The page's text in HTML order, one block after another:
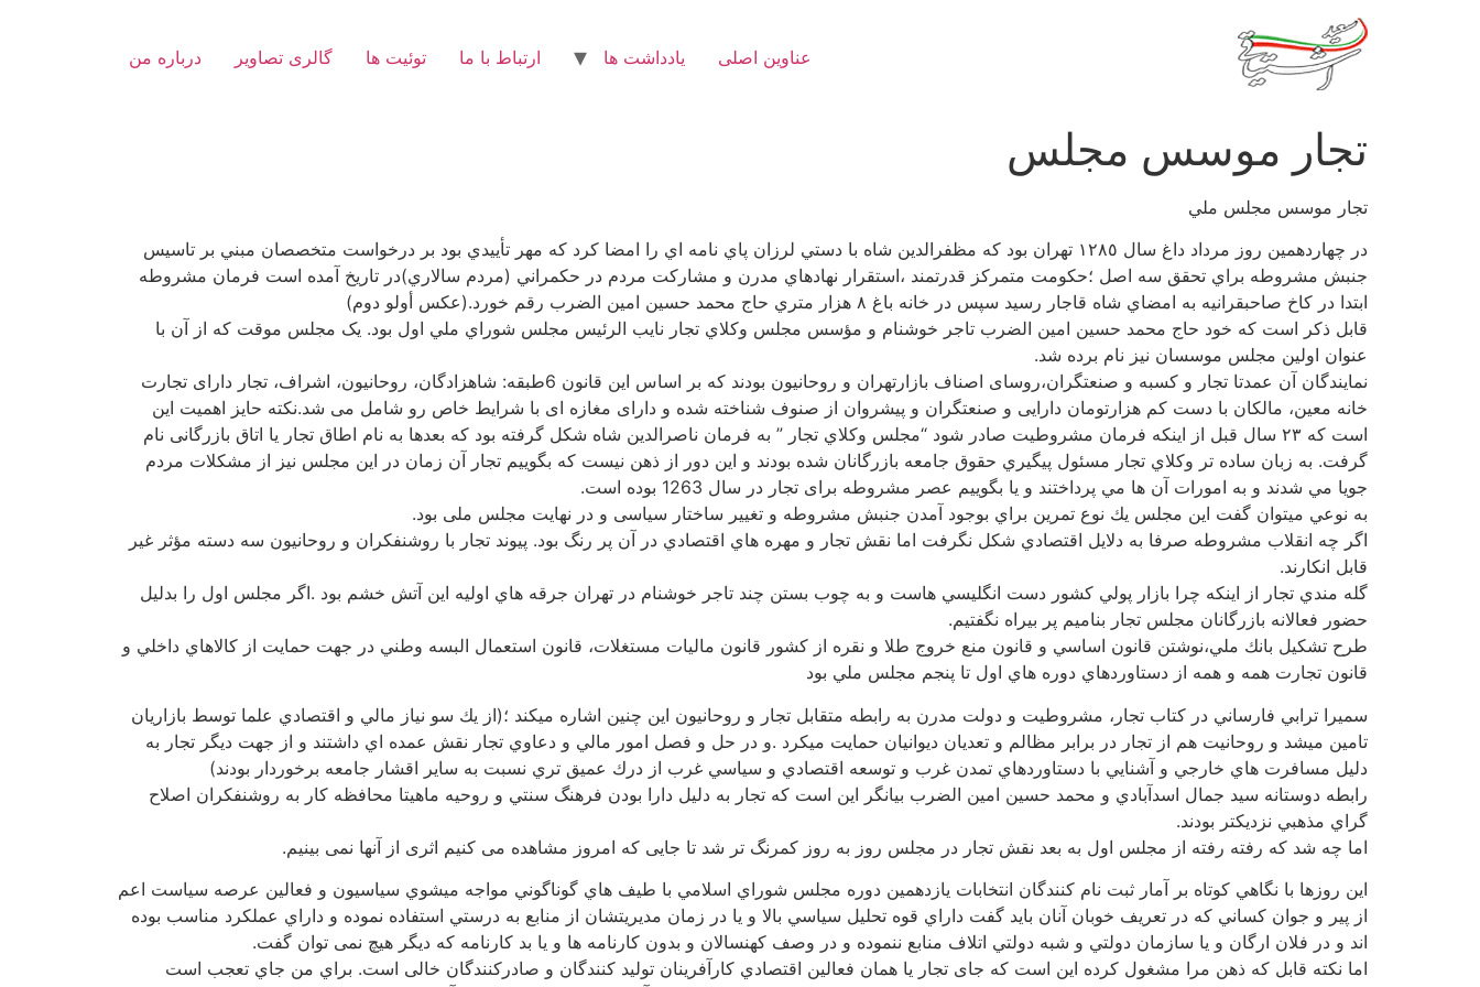
عناوین اصلی یادداشت ها ارتباط با ما توئیت ها گالری تصاویر درباره من
تجار موسس مجلس
تجار موسس مجلس ملي
در چهاردهمين روز مرداد داغ سال ١٢٨٥ تهران بود كه مظفرالدين شاه با دستي لرزان پاي نامه اي را امضا كرد كه مهر تأييدي بود بر درخواست متخصصان مبني بر تاسيس
جنبش مشروطه براي تحقق سه اصل ؛حكومت متمركز قدرتمند ،استقرار نهادهاي مدرن و مشاركت مردم در حكمراني (مردم سالاري)در تاريخ آمده است فرمان مشروطه
ابتدا در كاخ صاحبقرانيه به امضاي شاه قاجار رسيد سپس در خانه باغ ٨ هزار متري حاج محمد حسين امين الضرب رقم خورد.(عكس أولو دوم)
قابل ذكر است كه خود حاج محمد حسين امين الضرب تاجر خوشنام و مؤسس مجلس وكلاي تجار نايب الرئيس مجلس شوراي ملي اول بود. یک مجلس موقت که از آن با
عنوان اولین مجلس موسسان نیز نام برده شد.
‎نمایندگان آن عمدتا تجار و کسبه و صنعتگران،روسای اصناف بازارتهران و روحانیون بودند که بر اساس این قانون 6طبقه: شاهزادگان، روحانیون، اشراف، تجار دارای تجارت
خانه معین، مالکان با دست کم هزارتومان دارایی و صنعتگران و پیشروان از صنوف شناخته شده و دارای مغازه ای با شرایط خاص رو شامل می شد.نكته حايز اهميت اين
است كه ٢٣ سال قبل از اينكه فرمان مشروطيت صادر شود “مجلس وكلاي تجار ” به فرمان ناصرالدين شاه شكل گرفته بود که بعدها به نام اطاق تجار یا اتاق بازرگانی نام
گرفت. به زبان ساده تر وكلاي تجار مسئول پيگيري حقوق جامعه بازرگانان شده بودند و اين دور از ذهن نيست كه بگوييم تجار آن زمان در اين مجلس نيز از مشكلات مردم
جويا مي شدند و به امورات آن ها مي پرداختند و یا بگوییم عصر مشروطه برای تجار در سال 1263 بوده است.
به نوعي ميتوان گفت اين مجلس يك نوع تمرين براي بوجود آمدن جنبش مشروطه و تغییر ساختار سیاسی و در نهایت مجلس ملی بود.
اگر چه انقلاب مشروطه صرفا به دلايل اقتصادي شكل نگرفت اما نقش تجار و مهره هاي اقتصادي در آن پر رنگ بود. پيوند تجار با روشنفكران و روحانيون سه دسته مؤثر غير
قابل انكارند.
گله مندي تجار از اينكه چرا بازار پولي كشور دست انگليسي هاست و به چوب بستن چند تاجر خوشنام در تهران جرقه هاي اوليه اين آتش خشم بود .اگر مجلس اول را بدليل
حضور فعالانه بازرگانان مجلس تجار بنامیم پر بیراه نگفتیم.
طرح تشكيل بانك ملي،نوشتن قانون اساسي و قانون منع خروج طلا و نقره از كشور قانون ماليات مستغلات، قانون استعمال البسه وطني در جهت حمايت از كالاهاي داخلي و
قانون تجارت همه و همه از دستاوردهاي دوره هاي اول تا پنجم مجلس ملي بود
سميرا ترابي فارساني در كتاب تجار، مشروطيت و دولت مدرن به رابطه متقابل تجار و روحانيون اين چنين اشاره ميكند ؛(از يك سو نياز مالي و اقتصادي علما توسط بازاريان
تامين ميشد و روحانيت هم از تجار در برابر مظالم و تعديان ديوانيان حمايت ميكرد .و در حل و فصل امور مالي و دعاوي تجار نقش عمده اي داشتند و از جهت ديگر تجار به
دليل مسافرت هاي خارجي و آشنايي با دستاوردهاي تمدن غرب و توسعه اقتصادي و سياسي غرب از درك عميق تري نسبت به ساير اقشار جامعه برخوردار بودند)
رابطه دوستانه سيد جمال اسدآبادي و محمد حسين امين الضرب بيانگر اين است كه تجار به دليل دارا بودن فرهنگ سنتي و روحيه ماهيتا محافظه كار به روشنفكران اصلاح
گراي مذهبي نزديكتر بودند.
اما چه شد که رفته رفته از مجلس اول به بعد نقش تجار در مجلس روز به روز کمرنگ تر شد تا جایی که امروز مشاهده می کنیم اثری از آنها نمی بینیم.
اين روزها با نگاهي كوتاه بر آمار ثبت نام كنندگان انتخابات يازدهمين دوره مجلس شوراي اسلامي با طيف هاي گوناگوني مواجه ميشوي سياسيون و فعالين عرصه سياست اعم
از پير و جوان كساني كه در تعريف خوبان آنان بايد گفت داراي قوه تحليل سياسي بالا و يا در زمان مديريتشان از منابع به درستي استفاده نموده و داراي عملكرد مناسب بوده
اند و در فلان ارگان و يا سازمان دولتي و شبه دولتي اتلاف منابع ننموده و در وصف كهنسالان و بدون كارنامه ها و يا بد كارنامه كه ديگر هيچ نمی توان گفت.
اما نكته قابل كه ذهن مرا مشغول كرده این است که جای تجار یا همان فعالين اقتصادي كارآفرينان توليد كنندگان و صادركنندگان خالی است. براي من جاي تعجب است